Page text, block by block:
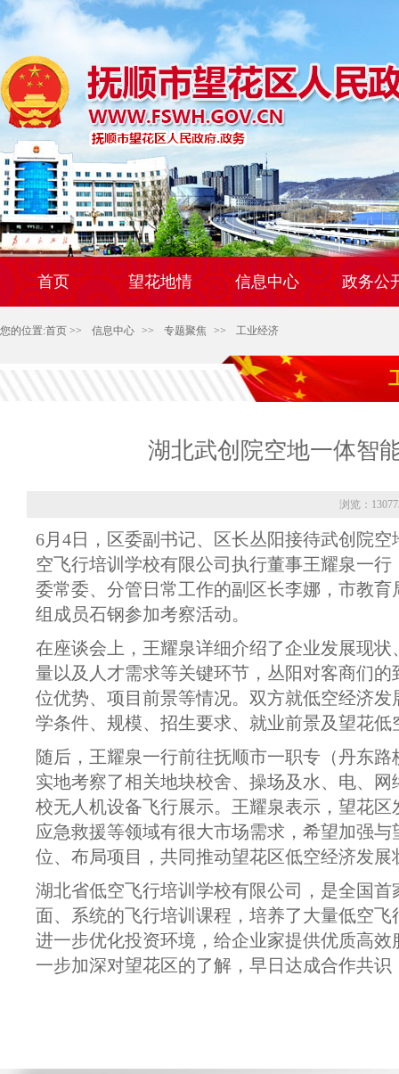
首页 望花地情 信息中心 政务公
您的位置:首页 >> 信息中心 >> 专题聚焦 >> 工业经济
湖北武创院空地一体智
浏览：
6月4日，区委副书记、区长丛阳接待武创院
空飞行培训学校有限公司执行董事王耀泉一
委常委、分管日常工作的副区长李娜，市教
组成员石钢参加考察活动。
在座谈会上，王耀泉详细介绍了企业发展现
量以及人才需求等关键环节，丛阳对客商们
位优势、项目前景等情况。双方就低空经济
学条件、规模、招生要求、就业前景及望花
随后，王耀泉一行前往抚顺市一职专（丹东
实地考察了相关地块校舍、操场及水、电、
校无人机设备飞行展示。王耀泉表示，望花
应急救援等领域有很大市场需求，希望加强
位、布局项目，共同推动望花区低空经济发展
湖北省低空飞行培训学校有限公司，是全国
面、系统的飞行培训课程，培养了大量低空
进一步优化投资环境，给企业家提供优质高
一步加深对望花区的了解，早日达成合作共